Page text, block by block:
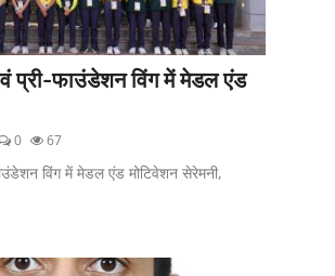
प्री-फाउंडेशन विंग में मेडल एंड
0 67
विंग में मेडल एंड मोटिवेशन सेरेमनी,